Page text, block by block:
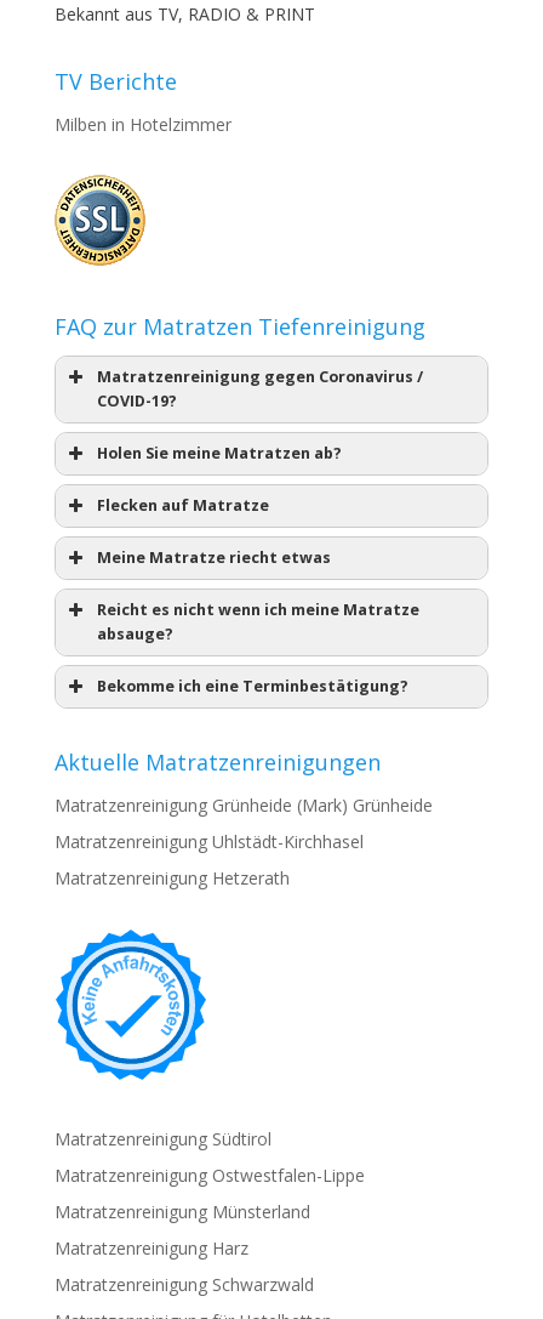
Bekannt aus TV, RADIO & PRINT
TV Berichte
Milben in Hotelzimmer
FAQ zur Matratzen Tiefenreinigung
Matratzenreinigung gegen Coronavirus /
COVID-19?
Holen Sie meine Matratzen ab?
Flecken auf Matratze
Meine Matratze riecht etwas
Reicht es nicht wenn ich meine Matratze
absauge?
Bekomme ich eine Terminbestätigung?
Aktuelle Matratzenreinigungen
Matratzenreinigung Grünheide (Mark) Grünheide
Matratzenreinigung Uhlstädt-Kirchhasel
Matratzenreinigung Hetzerath
Matratzenreinigung Südtirol
Matratzenreinigung Ostwestfalen-Lippe
Matratzenreinigung Münsterland
Matratzenreinigung Harz
Matratzenreinigung Schwarzwald